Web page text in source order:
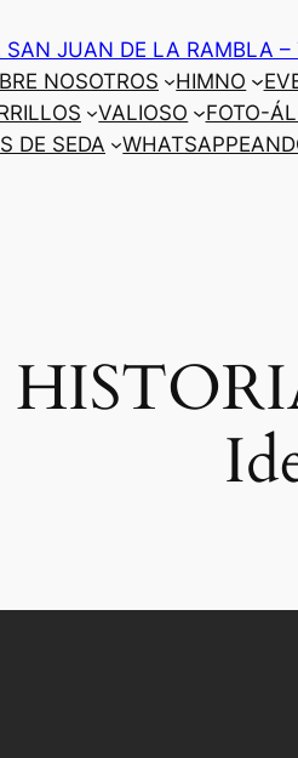
JUAN DE LA RAMBLA –
NOSOTROS HIMNO
VALIOSO FOTO-
DE SEDA